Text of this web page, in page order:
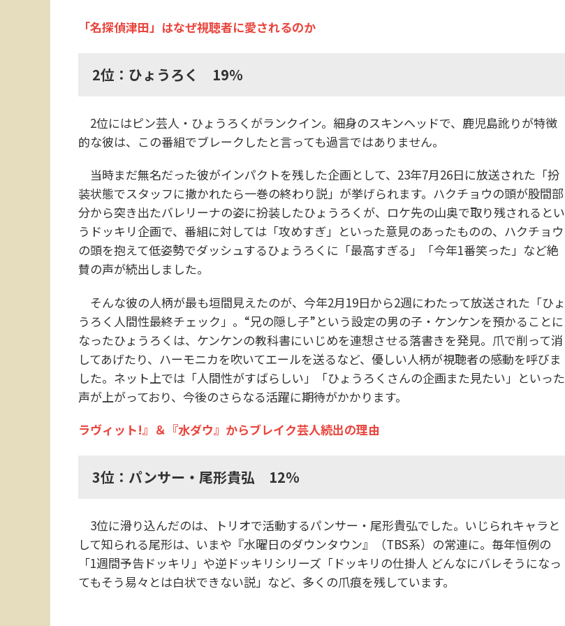
「名探偵津田」はなぜ視聴者に愛されるのか
2位：ひょうろく 19％
2位にはピン芸人・ひょうろくがランクイン。細身のスキンヘッドで、鹿児島訛りが特徴
的な彼は、この番組でブレークしたと言っても過言ではありません。
当時まだ無名だった彼がインパクトを残した企画として、23年7月26日に放送された「扮
装状態でスタッフに撒かれたら一巻の終わり説」が挙げられます。ハクチョウの頭が股間部
分から突き出たバレリーナの姿に扮装したひょうろくが、ロケ先の山奥で取り残されるとい
うドッキリ企画で、番組に対しては「攻めすぎ」といった意見のあったものの、ハクチョウ
の頭を抱えて低姿勢でダッシュするひょうろくに「最高すぎる」「今年1番笑った」など絶
賛の声が続出しました。
そんな彼の人柄が最も垣間見えたのが、今年2月19日から2週にわたって放送された「ひょ
うろく人間性最終チェック」。“兄の隠し子”という設定の男の子・ケンケンを預かることに
なったひょうろくは、ケンケンの教科書にいじめを連想させる落書きを発見。爪で削って消
してあげたり、ハーモニカを吹いてエールを送るなど、優しい人柄が視聴者の感動を呼びま
した。ネット上では「人間性がすばらしい」「ひょうろくさんの企画また見たい」といった
声が上がっており、今後のさらなる活躍に期待がかかります。
ラヴィット!』＆『水ダウ』からブレイク芸人続出の理由
3位：パンサー・尾形貴弘 12％
3位に滑り込んだのは、トリオで活動するパンサー・尾形貴弘でした。いじられキャラと
して知られる尾形は、いまや『水曜日のダウンタウン』（TBS系）の常連に。毎年恒例の
「1週間予告ドッキリ」や逆ドッキリシリーズ「ドッキリの仕掛人 どんなにバレそうになっ
てもそう易々とは白状できない説」など、多くの爪痕を残しています。